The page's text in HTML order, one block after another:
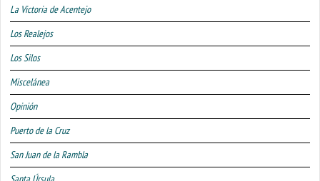
La Victoria de Acentejo
Los Realejos
Los Silos
Miscelánea
Opinión
Puerto de la Cruz
San Juan de la Rambla